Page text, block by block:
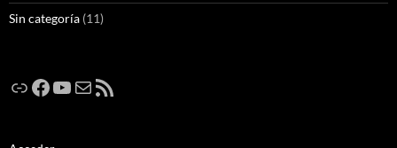
Sin categoría (11)
Enlace
Facebook
YouTube
Correo electrónico
Feed RSS